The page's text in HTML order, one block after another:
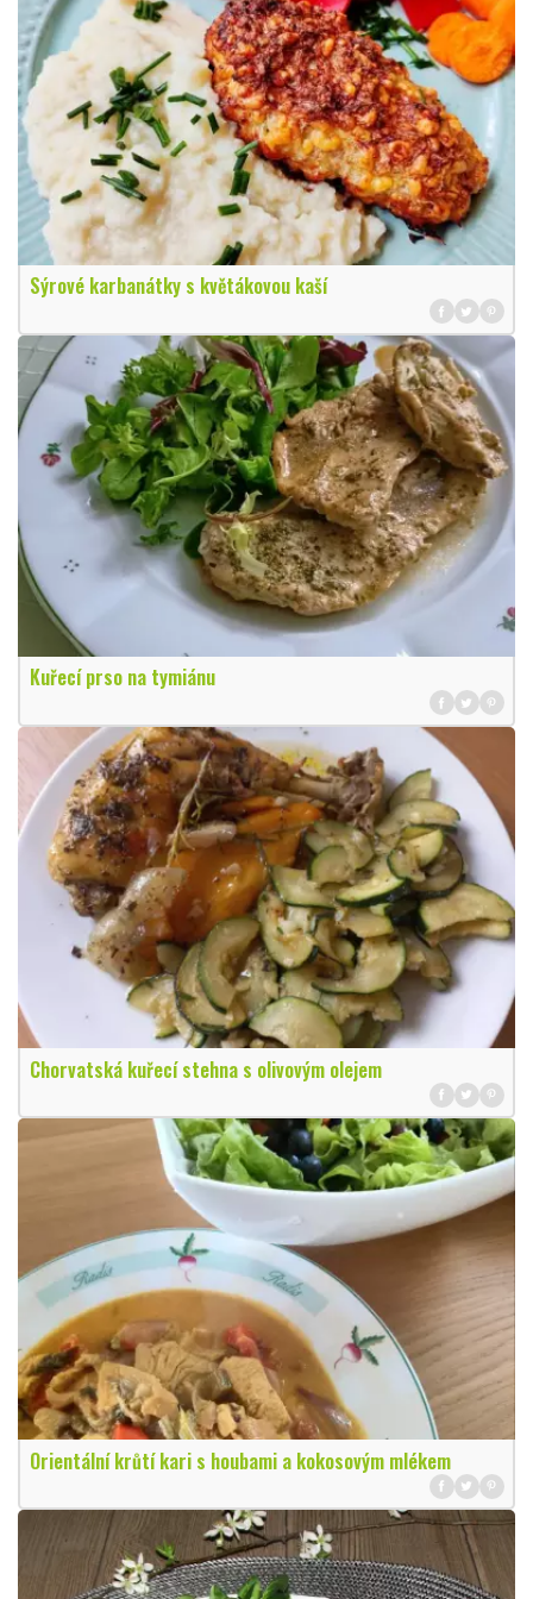
Sýrové karbanátky s květákovou kaší
Kuřecí prso na tymiánu
Chorvatská kuřecí stehna s olivovým olejem
Orientální krůtí kari s houbami a kokosovým mlékem